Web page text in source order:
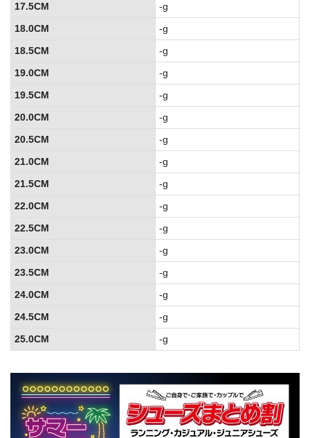
17.5CM
-g
18.0CM
-g
18.5CM
-g
19.0CM
-g
19.5CM
-g
20.0CM
-g
20.5CM
-g
21.0CM
-g
21.5CM
-g
22.0CM
-g
22.5CM
-g
23.0CM
-g
23.5CM
-g
24.0CM
-g
24.5CM
-g
25.0CM
-g